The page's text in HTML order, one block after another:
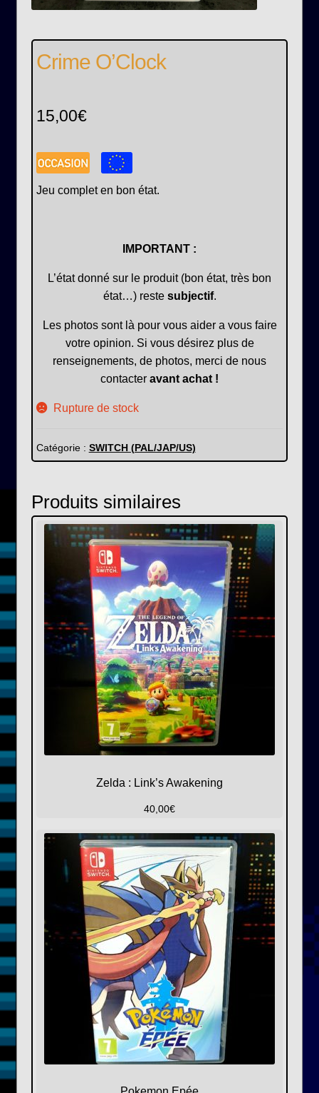
Crime O’Clock
15,00€
Jeu complet en bon état.
IMPORTANT :
L’état donné sur le produit (bon état, très bon
état…) reste subjectif.
Les photos sont là pour vous aider a vous faire
votre opinion. Si vous désirez plus de
renseignements, de photos, merci de nous
contacter avant achat !
Rupture de stock
Catégorie : SWITCH (PAL/JAP/US)
Produits similaires
Zelda : Link’s Awakening
40,00€